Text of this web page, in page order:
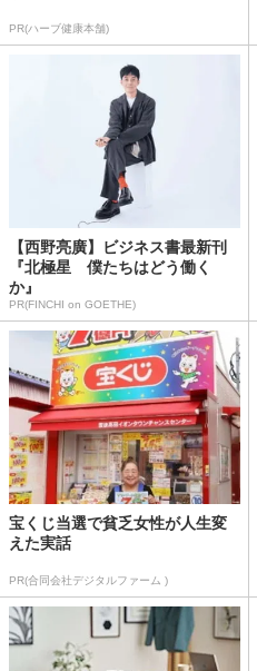
PR(ハーブ健康本舗)
【西野亮廣】ビジネス書最新刊
『北極星 僕たちはどう働く
か』
PR(FINCHI on GOETHE)
宝くじ当選で貧乏女性が人生変
えた実話
PR(合同会社デジタルファーム )